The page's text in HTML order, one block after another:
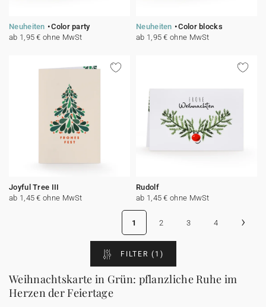
Neuheiten
Color party
ab 1,95 € ohne MwSt
Neuheiten
Color blocks
ab 1,95 € ohne MwSt
Joyful Tree III
ab 1,45 € ohne MwSt
Rudolf
ab 1,45 € ohne MwSt
1 2 3 4 ›
FILTER (1)
Weihnachtskarte in Grün: pflanzliche Ruhe im
Herzen der Feiertage